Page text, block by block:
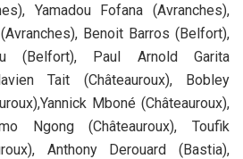
Yamadou Fofana (Avranches),
Benoit Barros (Belfort),
(Belfort), Paul Arnold Garita
Tait (Châteauroux), Bobley
Mboné (Châteauroux),
Ngong (Châteauroux), Toufik
Anthony Derouard (Bastia),